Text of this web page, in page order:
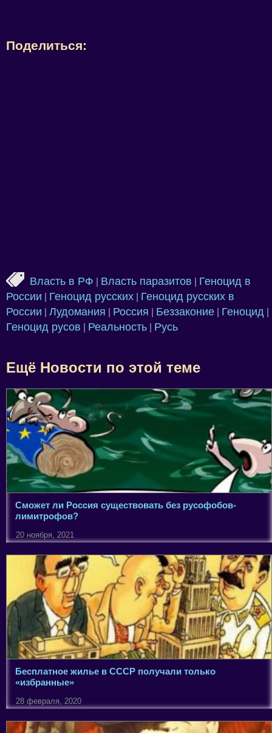
Поделиться:
Власть в РФ Власть паразитов
Геноцид в
России
Геноцид русских
Геноцид русских в
России
Лудомания Россия Беззаконие Геноцид
Геноцид русов Реальность Русь
Ещё Новости по этой теме
Сможет ли Россия существовать без русофобов-
лимитрофов?
20 ноября, 2021
Бесплатное жилье в СССР получали только
«избранные»
28 февраля, 2020